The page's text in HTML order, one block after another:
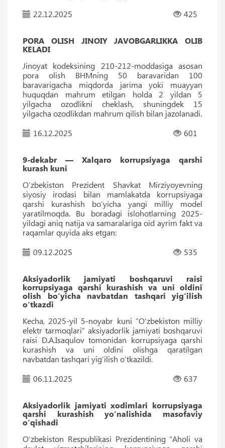
22.12.2025
425
PORA OLISH JINOIY JAVOBGARLIKKA OLIB
KELADI
Jinoyat kodeksining 210-212-moddasiga asosan
pora olish BHMning 50 baravaridan 100
baravarigacha miqdorda jarima yoki muayyan
huquqdan mahrum etilgan holda 2 yildan 5
yilgacha ozodlikni cheklash, shuningdek 15
yilgacha ozodlikdan mahrum qilish bilan jazolanadi.
16.12.2025
601
9-dekabr — Xalqaro korrupsiyaga qarshi
kurash kuni
O‘zbekiston Prezident Shavkat Mirziyoyevning
siyosiy irodasi bilan mamlakatda korrupsiyaga
qarshi kurashish bo‘yicha yangi milliy model
yaratilmoqda. Bu boradagi islohotlarning 2025-
yildagi aniq natija va samaralariga oid ayrim fakt va
raqamlar quyida aks etgan:
09.12.2025
535
Aksiyadorlik jamiyati boshqaruvi raisi
korrupsiyaga qarshi kurashish va uni oldini
olish bo‘yicha navbatdan tashqari yig‘ilish
o‘tkazdi
Kecha, 2025-yil 5-noyabr kuni “O‘zbekiston milliy
elektr tarmoqlari” aksiyadorlik jamiyati boshqaruvi
raisi D.A.Isaqulov tomonidan korrupsiyaga qarshi
kurashish va uni oldini olishga qaratilgan
navbatdan tashqari yig‘ilish o‘tkazildi.
06.11.2025
637
Aksiyadorlik jamiyati xodimlari korrupsiyaga
qarshi kurashish yo‘nalishida masofaviy
o‘qishadi
O‘zbekiston Respublikasi Prezidentining “Aholi va